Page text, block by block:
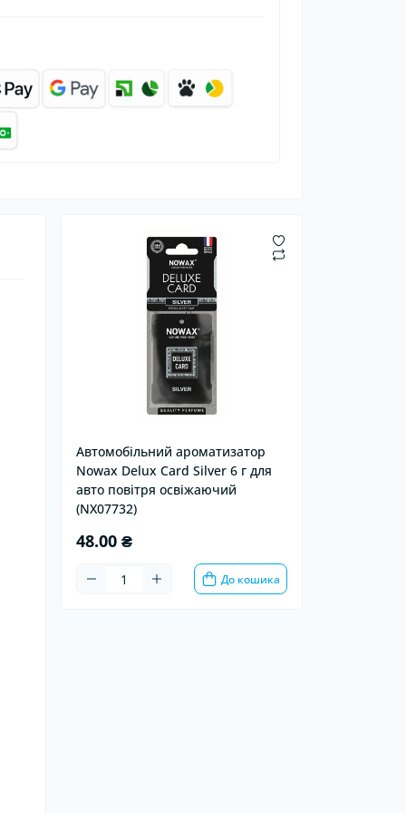
Автомобільний ароматизатор
Nowax Delux Card Silver 6 г для
авто повітря освіжаючий
(NX07732)
48.00 ₴
До кошика